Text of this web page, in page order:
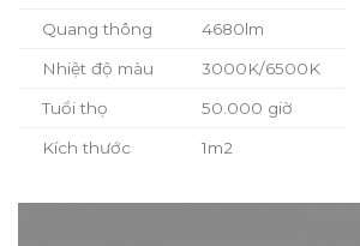
Quang thông 4680lm
Nhiệt độ màu 3000K/6500K
Tuổi thọ 50.000 giờ
Kích thước 1m2